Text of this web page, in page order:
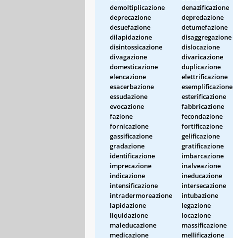
demoltiplicazione
denazificazione
deprecazione
depredazione
desuefazione
detumefazione
dilapidazione
disaggregazione
disintossicazione
dislocazione
divagazione
divaricazione
domesticazione
duplicazione
elencazione
elettrificazione
esacerbazione
esemplificazione
essudazione
esterificazione
evocazione
fabbricazione
fazione
fecondazione
fornicazione
fortificazione
gassificazione
gelificazione
gradazione
gratificazione
identificazione
imbarcazione
imprecazione
inalveazione
indicazione
ineducazione
intensificazione
intersecazione
intradermoreazione
intubazione
lapidazione
legazione
liquidazione
locazione
maleducazione
massificazione
medicazione
mellificazione